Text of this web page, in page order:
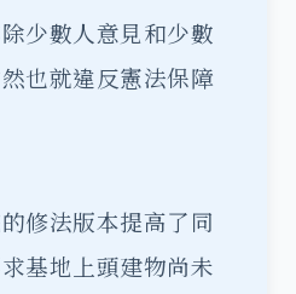
少數人意見和少數
也就違反憲法保障
修法版本提高了同
基地上頭建物尚未